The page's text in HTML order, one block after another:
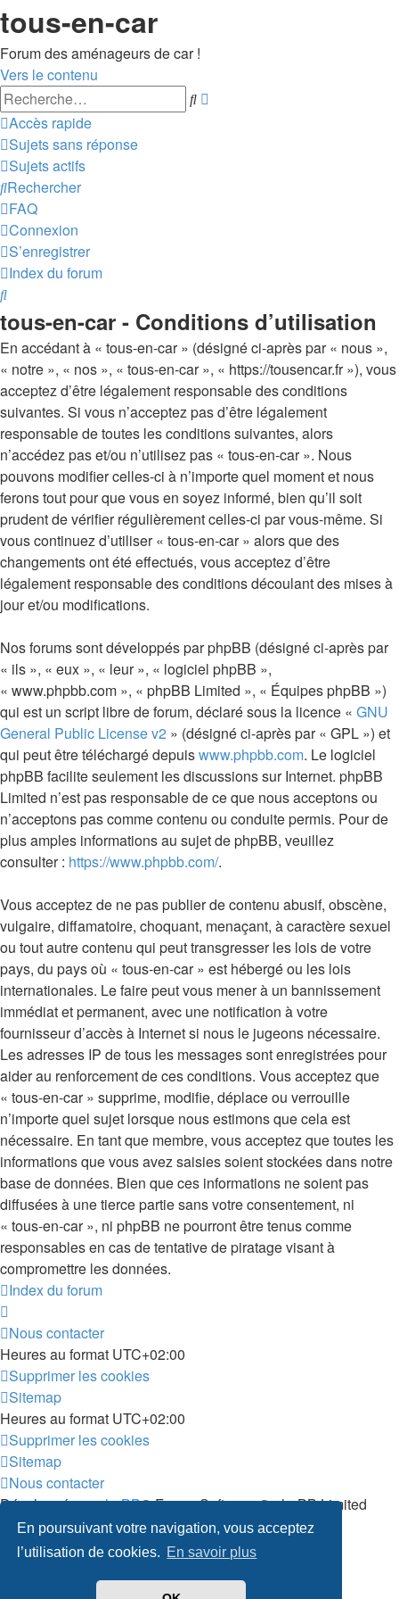
En poursuivant votre navigation, vous acceptez
l’utilisation de cookies. En savoir plus
tous-en-car
Forum des aménageurs de car !
Vers le contenu
Rechercher
Accès rapide
Sujets sans réponse
Sujets actifs
Rechercher
FAQ
Connexion
S’enregistrer
Index du forum
Rechercher
tous-en-car - Conditions d’utilisation
En accédant à « tous-en-car » (désigné ci-après par « nous »,
« notre », « nos », « tous-en-car », « https://tousencar.fr »), vous
acceptez d’être légalement responsable des conditions
suivantes. Si vous n’acceptez pas d’être légalement
responsable de toutes les conditions suivantes, alors
n’accédez pas et/ou n’utilisez pas « tous-en-car ». Nous
pouvons modifier celles-ci à n’importe quel moment et nous
ferons tout pour que vous en soyez informé, bien qu’il soit
prudent de vérifier régulièrement celles-ci par vous-même. Si
vous continuez d’utiliser « tous-en-car » alors que des
changements ont été effectués, vous acceptez d’être
légalement responsable des conditions découlant des mises à
jour et/ou modifications.
Nos forums sont développés par phpBB (désigné ci-après par
« ils », « eux », « leur », « logiciel phpBB »,
« www.phpbb.com », « phpBB Limited », « Équipes phpBB »)
qui est un script libre de forum, déclaré sous la licence « GNU
General Public License v2 » (désigné ci-après par « GPL ») et
qui peut être téléchargé depuiswww.phpbb.com. Le logiciel
phpBB facilite seulement les discussions sur Internet. phpBB
Limited n’est pas responsable de ce que nous acceptons ou
n’acceptons pas comme contenu ou conduite permis. Pour de
plus amples informations au sujet de phpBB, veuillez
consulter : https://www.phpbb.com/.
Vous acceptez de ne pas publier de contenu abusif, obscène,
vulgaire, diffamatoire, choquant, menaçant, à caractère sexuel
ou tout autre contenu qui peut transgresser les lois de votre
pays, du pays où « tous-en-car » est hébergé ou les lois
internationales. Le faire peut vous mener à un bannissement
immédiat et permanent, avec une notification à votre
fournisseur d’accès à Internet si nous le jugeons nécessaire.
Les adresses IP de tous les messages sont enregistrées pour
aider au renforcement de ces conditions. Vous acceptez que
« tous-en-car » supprime, modifie, déplace ou verrouille
n’importe quel sujet lorsque nous estimons que cela est
nécessaire. En tant que membre, vous acceptez que toutes les
informations que vous avez saisies soient stockées dans notre
base de données. Bien que ces informations ne soient pas
diffusées à une tierce partie sans votre consentement, ni
« tous-en-car », ni phpBB ne pourront être tenus comme
responsables en cas de tentative de piratage visant à
compromettre les données.
Index du forum
Nous contacter
Heures au format UTC+02:00
Supprimer les cookies
Sitemap
Heures au format UTC+02:00
Supprimer les cookies
Sitemap
Nous contacter
Développé parphpBB® Forum Software © phpBB Limited
Traduit parphpBB-fr.com
Confidentialité |Conditions